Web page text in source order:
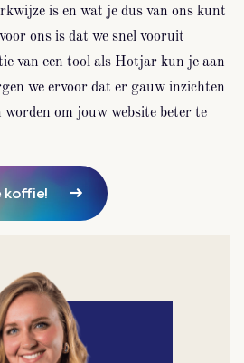
is en wat je dus van ons kunt
ons is dat we snel vooruit
van een tool als Hotjar kun je aan
we ervoor dat er gauw inzichten
om jouw website beter te
koffie!